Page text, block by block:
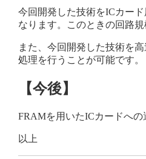
今回開発した技術をICカー
なります。このときの回路
また、今回開発した技術を
処理を行うことが可能です。
【今後】
FRAMを用いたICカードへの
以上